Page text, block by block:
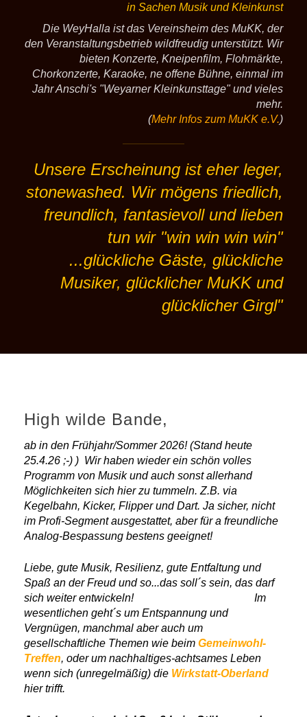
in Sachen Musik und Kleinkunst
Die WeyHalla ist das Vereinsheim des MuKK, der
den Veranstaltungsbetrieb wildfreudig unterstützt. Wir
bieten Konzerte, Kneipenfilm, Flohmärkte,
Chorkonzerte, Karaoke, ne offene Bühne, einmal im
Jahr Anschi's "Weyarner Kleinkunsttage" und vieles
mehr.
(Mehr Infos zum MuKK e.V.)
Unsere Erscheinung ist eher leger,
stonewashed. Wir mögens friedlich,
freundlich, fantasievoll und lieben
tun wir "win win win win"
...glückliche Gäste, glückliche
Musiker, glücklicher MuKK und
glücklicher Girgl"
High wilde Bande,
ab in den Frühjahr/Sommer 2026! (Stand heute
25.4.26 ;-) ) Wir haben wieder ein schön volles
Programm von Musik und auch sonst allerhand
Möglichkeiten sich hier zu tummeln. Z.B. via
Kegelbahn, Kicker, Flipper und Dart. Ja sicher, nicht
im Profi-Segment ausgestattet, aber für a freundliche
Analog-Bespassung bestens geeignet!
Liebe, gute Musik, Resilienz, gute Entfaltung und
Spaß an der Freud und so...das soll´s sein, das darf
sich weiter entwickeln! Im
wesentlichen geht´s um Entspannung und
Vergnügen, manchmal aber auch um
gesellschaftliche Themen wie beim Gemeinwohl-
Treffen, oder um nachhaltiges-achtsames Leben
wenn sich (unregelmäßig) die Wirkstatt-Oberland
hier trifft.